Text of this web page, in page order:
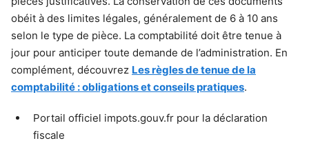
obéit à des limites légales, généralement de 6 à 10 ans
selon le type de pièce. La comptabilité doit être tenue à
jour pour anticiper toute demande de l’administration. En
complément, découvrez Les règles de tenue de la
comptabilité : obligations et conseils pratiques.
Portail officiel impots.gouv.fr pour la déclaration
fiscale